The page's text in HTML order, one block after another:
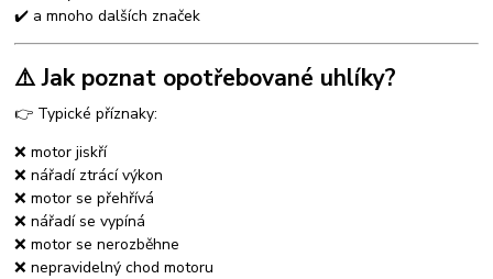
✔️ a mnoho dalších značek
⚠️ Jak poznat opotřebované uhlíky?
👉 Typické příznaky:
❌ motor jiskří
❌ nářadí ztrácí výkon
❌ motor se přehřívá
❌ nářadí se vypíná
❌ motor se nerozběhne
❌ nepravidelný chod motoru